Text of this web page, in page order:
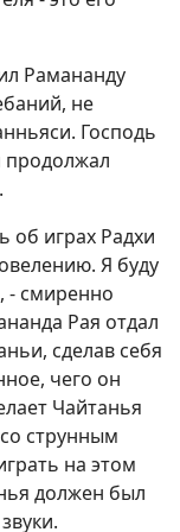
Рамананду
не
Господь
продолжал
об играх Радхи
Я буду
- смиренно
Рая отдал
сделав себя
чего он
Чайтанья
струнным
на этом
должен был